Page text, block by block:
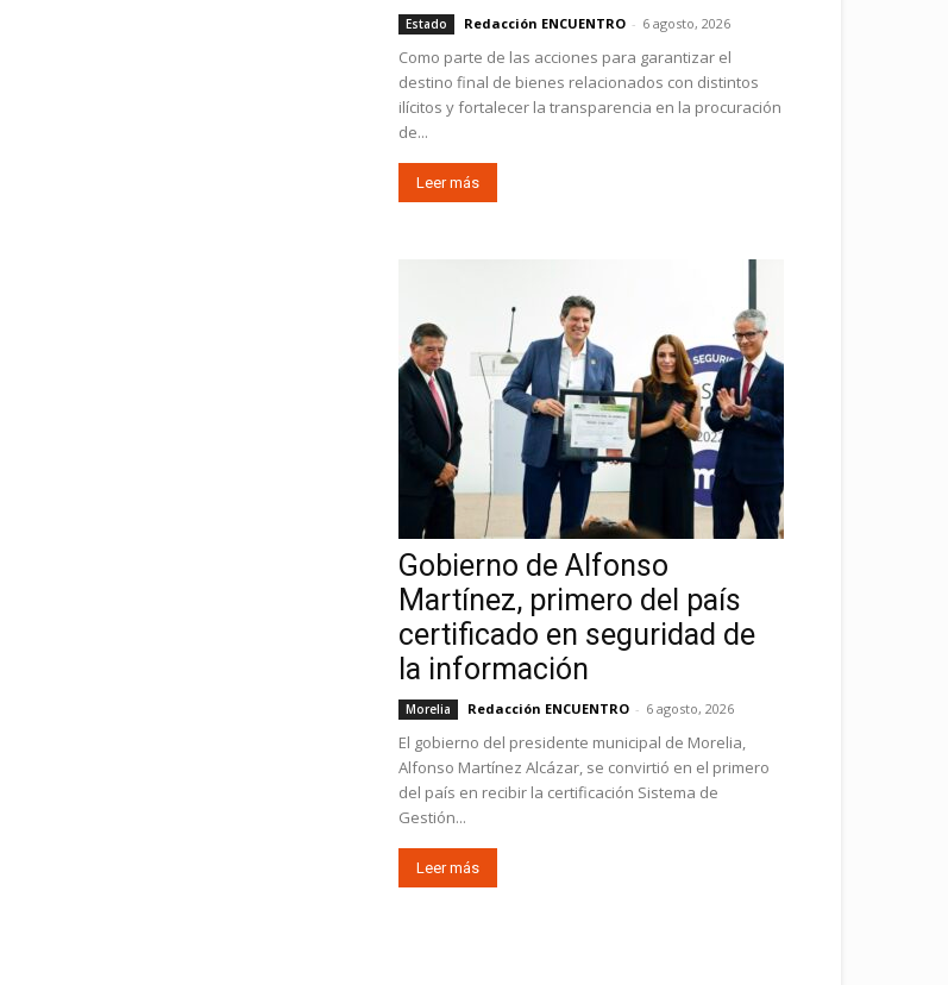
Estado Redacción ENCUENTRO - 6 agosto, 2026
Como parte de las acciones para garantizar el
destino final de bienes relacionados con distintos
ilícitos y fortalecer la transparencia en la procuración
de...
Leer más
Gobierno de Alfonso
Martínez, primero del país
certificado en seguridad de
la información
Morelia Redacción ENCUENTRO - 6 agosto, 2026
El gobierno del presidente municipal de Morelia,
Alfonso Martínez Alcázar, se convirtió en el primero
del país en recibir la certificación Sistema de
Gestión...
Leer más